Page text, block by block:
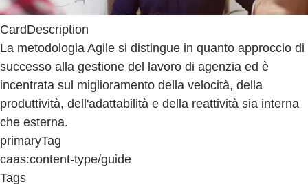
CardDescription
La metodologia Agile si distingue in quanto approccio di
successo alla gestione del lavoro di agenzia ed è
incentrata sul miglioramento della velocità, della
produttività, dell'adattabilità e della reattività sia interna
che esterna.
primaryTag
caas:content-type/guide
Tags